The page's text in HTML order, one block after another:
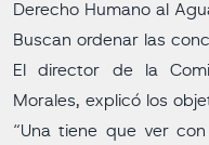
Derecho Humano al
Buscan ordenar las
El director de la
Morales, explicó los
“Una tiene que ver